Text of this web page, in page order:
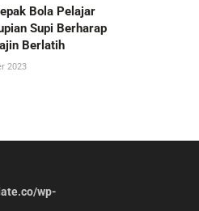
Bola Pelajar
Supi Berharap
Berlatih
2023
wp-